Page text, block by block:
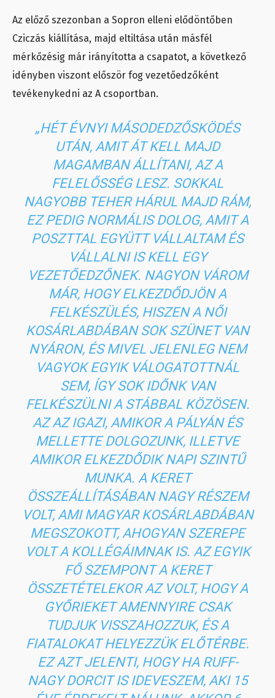
Az előző szezonban a Sopron elleni elődöntőben
Cziczás kiállítása, majd eltiltása után másfél
mérkőzésig már irányította a csapatot, a következő
idényben viszont először fog vezetőedzőként
tevékenykedni az A csoportban.
„HÉT ÉVNYI MÁSODEDZŐSKÖDÉS
UTÁN, AMIT ÁT KELL MAJD
MAGAMBAN ÁLLÍTANI, AZ A
FELELŐSSÉG LESZ. SOKKAL
NAGYOBB TEHER HÁRUL MAJD RÁM,
EZ PEDIG NORMÁLIS DOLOG, AMIT A
POSZTTAL EGYÜTT VÁLLALTAM ÉS
VÁLLALNI IS KELL EGY
VEZETŐEDZŐNEK. NAGYON VÁROM
MÁR, HOGY ELKEZDŐDJÖN A
FELKÉSZÜLÉS, HISZEN A NŐI
KOSÁRLABDÁBAN SOK SZÜNET VAN
NYÁRON, ÉS MIVEL JELENLEG NEM
VAGYOK EGYIK VÁLOGATOTTNÁL
SEM, ÍGY SOK IDŐNK VAN
FELKÉSZÜLNI A STÁBBAL KÖZÖSEN.
AZ AZ IGAZI, AMIKOR A PÁLYÁN ÉS
MELLETTE DOLGOZUNK, ILLETVE
AMIKOR ELKEZDŐDIK NAPI SZINTŰ
MUNKA. A KERET
ÖSSZEÁLLÍTÁSÁBAN NAGY RÉSZEM
VOLT, AMI MAGYAR KOSÁRLABDÁBAN
MEGSZOKOTT, AHOGYAN SZEREPE
VOLT A KOLLÉGÁIMNAK IS. AZ EGYIK
FŐ SZEMPONT A KERET
ÖSSZETÉTELEKOR AZ VOLT, HOGY A
GYŐRIEKET AMENNYIRE CSAK
TUDJUK VISSZAHOZZUK, ÉS A
FIATALOKAT HELYEZZÜK ELŐTÉRBE.
EZ AZT JELENTI, HOGY HA RUFF-
NAGY DORCIT IS IDEVESZEM, AKI 15